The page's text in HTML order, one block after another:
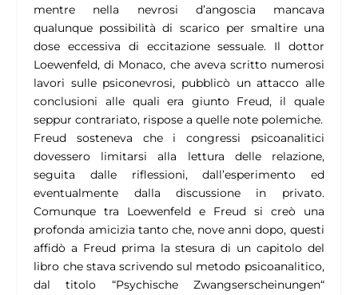
mentre nella nevrosi d’angoscia mancava
qualunque possibilità di scarico per smaltire una
dose eccessiva di eccitazione sessuale. Il dottor
Loewenfeld, di Monaco, che aveva scritto numerosi
lavori sulle psiconevrosi, pubblicò un attacco alle
conclusioni alle quali era giunto Freud, il quale
seppur contrariato, rispose a quelle note polemiche.
Freud sosteneva che i congressi psicoanalitici
dovessero limitarsi alla lettura delle relazione,
seguita dalle riflessioni, dall’esperimento ed
eventualmente dalla discussione in privato.
Comunque tra Loewenfeld e Freud si creò una
profonda amicizia tanto che, nove anni dopo, questi
affidò a Freud prima la stesura di un capitolo del
libro che stava scrivendo sul metodo psicoanalitico,
dal titolo “Psychische Zwangserscheinungen“